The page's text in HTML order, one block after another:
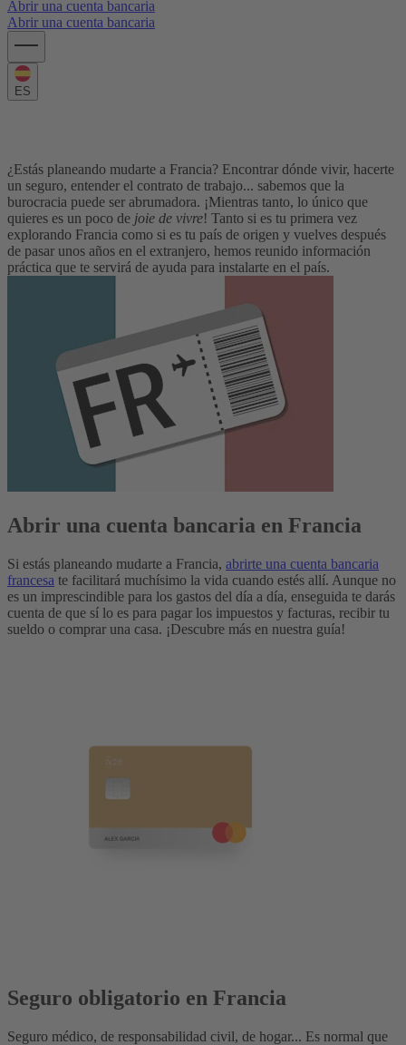
Abrir una cuenta bancaria
Abrir una cuenta bancaria
ES
¿Estás planeando mudarte a Francia? Encontrar dónde vivir, hacerte
un seguro, entender el contrato de trabajo... sabemos que la
burocracia puede ser abrumadora. ¡Mientras tanto, lo único que
quieres es un poco de joie de vivre! Tanto si es tu primera vez
explorando Francia como si es tu país de origen y vuelves después
de pasar unos años en el extranjero, hemos reunido información
práctica que te servirá de ayuda para instalarte en el país.
Abrir una cuenta bancaria en Francia
Si estás planeando mudarte a Francia, abrirte una cuenta bancaria
francesa te facilitará muchísimo la vida cuando estés allí. Aunque no
es un imprescindible para los gastos del día a día, enseguida te darás
cuenta de que sí lo es para pagar los impuestos y facturas, recibir tu
sueldo o comprar una casa. ¡Descubre más en nuestra guía!
Seguro obligatorio en Francia
Seguro médico, de responsabilidad civil, de hogar... Es normal que